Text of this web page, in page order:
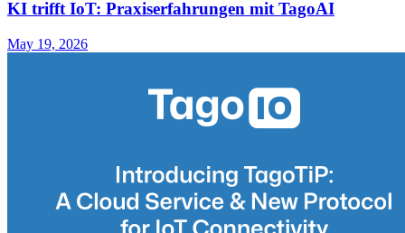
KI trifft IoT: Praxiserfahrungen mit TagoAI
May 19, 2026